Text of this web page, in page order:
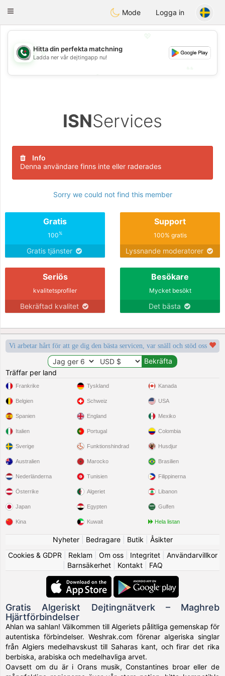
Weshrak
Toggle
Mode Logga in
💖
💕
Hitta din perfekta matchning
Ladda ner vår dejtingapp nu!
ISNServices
Info
Denna användare finns inte eller raderades
Sorry we could not find this member
Gratis
100%
Gratis tjänster
Support
100% gratis
Lyssnande moderatorer
Seriös
kvalitetsprofiler
Bekräftad kvalitet
Besökare
Mycket besökt
Det bästa
Vi arbetar hårt för att ge dig den bästa servicen, var snäll och stöd oss
Träffar per land
Frankrike
Belgien
Spanien
Italien
Sverige
Tyskland
Schweiz
England
Portugal
Funktionshindrad
Kanada
USA
Mexiko
Colombia
Husdjur
Australien
Nederländerna
Österrike
Japan
Kina
Marocko
Tunisien
Algeriet
Egypten
Kuwait
Brasilien
Filippinerna
Libanon
Gulfen
Hela listan
Nyheter| Bedragare| Butik
Åsikter
Cookies & GDPR
Reklam Om oss| Integritet| Användarvillkor
Barnsäkerhet| Kontakt| FAQ
Gratis Algeriskt Dejtingnätverk – Maghreb
Hjärtförbindelser
Ahlan wa sahlan! Välkommen till Algeriets pålitliga gemenskap för
autentiska förbindelser. Weshrak.com förenar algeriska singlar
från Algiers medelhavskust till Saharas kant, och firar det rika
berbiska, arabiska och medelhavliga arvet.
Oavsett om du är i Orans musik, Constantines broar eller de